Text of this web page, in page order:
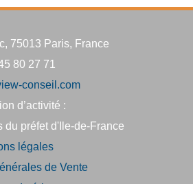
75013 Paris, France
80 27 71
conseil.com
d’activité :
du préfet d'Ile-de-France
légales
de Vente